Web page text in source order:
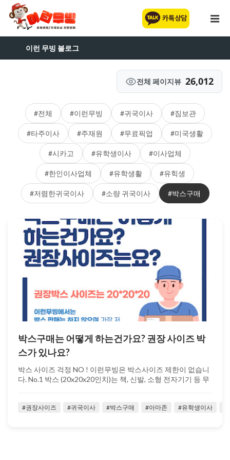
이런 무빙 블로그
전체 페이지뷰 26,012
#전체 #이런무빙 #귀국이사 #짐보관
#타주이사 #주재원 #무료픽업 #미국생활
#시카고 #유학생이사 #이사업체
#한인이사업체 #유학생활 #유힉생
#저렴한귀국이사 #소량 귀국이사 #박스구매
박스구매는 어떻게 하는건가요? 권장 사이즈 박
스가 있나요?
박스 사이즈 걱정 NO ! 이런무빙은 박스사이즈 제한이 없습니
다. No.1 박스 (20x20x20인치)는 책, 신발, 소형 전자기기 등 무
#권장사이즈 #귀국이사 #박스구매 #아마존 #유학생이사